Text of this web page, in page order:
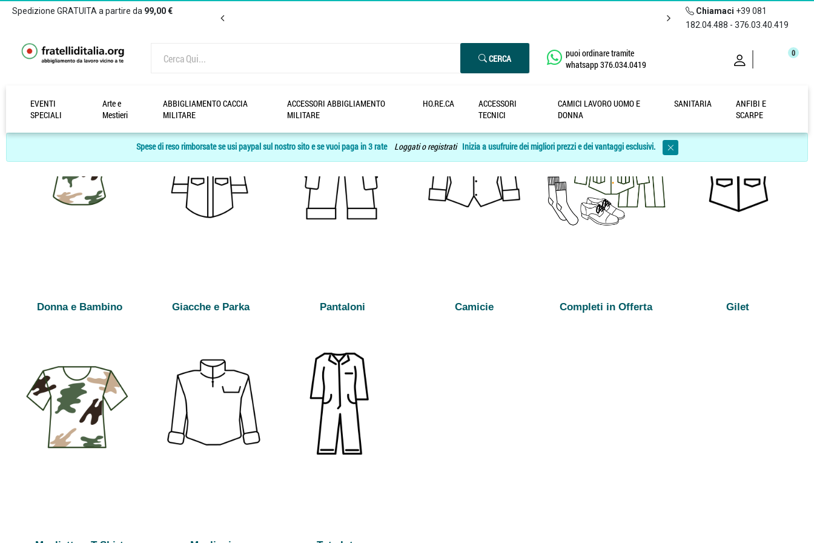
Spedizione GRATUITA a partire da 99,00 € Chiamaci +39 081
182.04.488 - 376.03.40.419
CERCA
puoi ordinare tramite
whatsapp 376.034.0419
0
EVENTI
SPECIALI
Arte e
Mestieri
ABBIGLIAMENTO CACCIA
MILITARE
ACCESSORI ABBIGLIAMENTO
MILITARE
HO.RE.CA
ACCESSORI
TECNICI
CAMICI LAVORO UOMO E
DONNA
SANITARIA
ANFIBI E
SCARPE
Spese di reso rimborsate se usi paypal sul nostro sito e se vuoi paga in 3 rate Loggati o registrati Inizia a usufruire dei migliori prezzi e dei vantaggi esclusivi.
Donna e Bambino Giacche e Parka Pantaloni Camicie Completi in Offerta Gilet